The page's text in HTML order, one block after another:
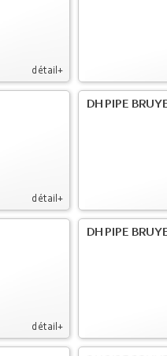
détail+
détail+
DH PIPE
détail+
DH PIPE